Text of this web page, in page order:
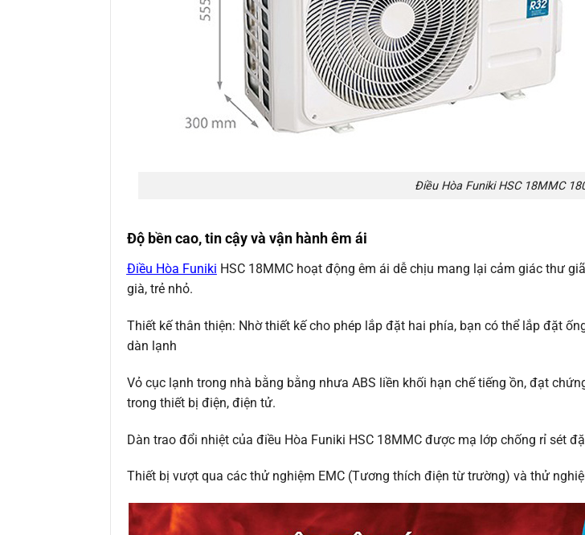
Điều Hòa Funiki HSC 18MMC
Độ bền cao, tin cậy và vận hành êm ái
Điều Hòa Funiki HSC 18MMC hoạt động êm ái dễ chịu mang lại cảm giác thư
già, trẻ nhỏ.
Thiết kế thân thiện: Nhờ thiết kế cho phép lắp đặt hai phía, bạn có thể lắp đặt
dàn lạnh
Vỏ cục lạnh trong nhà bằng bằng nhưa ABS liền khối hạn chế tiếng ồn, đạt
trong thiết bị điện, điện tử.
Dàn trao đổi nhiệt của điều Hòa Funiki HSC 18MMC được mạ lớp chống rỉ sét
Thiết bị vượt qua các thử nghiệm EMC (Tương thích điện từ trường) và thử